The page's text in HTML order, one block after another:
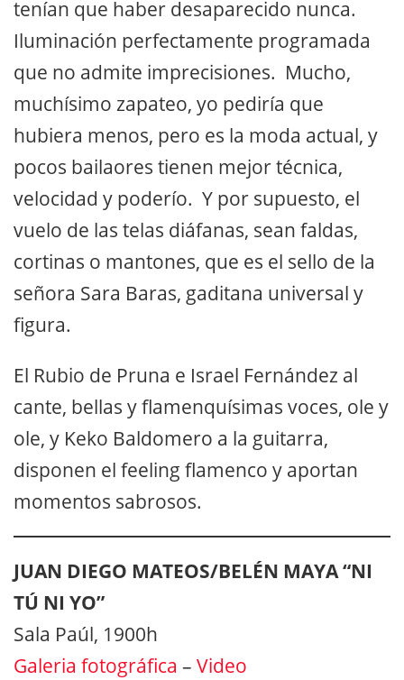
tenían que haber desaparecido nunca.
Iluminación perfectamente programada
que no admite imprecisiones. Mucho,
muchísimo zapateo, yo pediría que
hubiera menos, pero es la moda actual, y
pocos bailaores tienen mejor técnica,
velocidad y poderío. Y por supuesto, el
vuelo de las telas diáfanas, sean faldas,
cortinas o mantones, que es el sello de la
señora Sara Baras, gaditana universal y
figura.
El Rubio de Pruna e Israel Fernández al
cante, bellas y flamenquísimas voces, ole y
ole, y Keko Baldomero a la guitarra,
disponen el feeling flamenco y aportan
momentos sabrosos.
JUAN DIEGO MATEOS/BELÉN MAYA “NI
TÚ NI YO”
Sala Paúl, 1900h
Galeria fotográfica – Video